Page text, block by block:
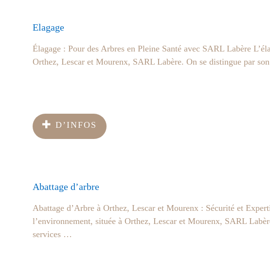
Elagage
Élagage : Pour des Arbres en Pleine Santé avec SARL Labère
Orthez, Lescar et Mourenx, SARL Labère. On se distingue par
D’INFOS
Abattage d’arbre
Abattage d’Arbre à Orthez, Lescar et Mourenx : Sécurité et
l’environnement, située à Orthez, Lescar et Mourenx, SARL
services …